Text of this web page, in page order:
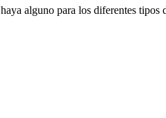
alguno para los diferentes tipos